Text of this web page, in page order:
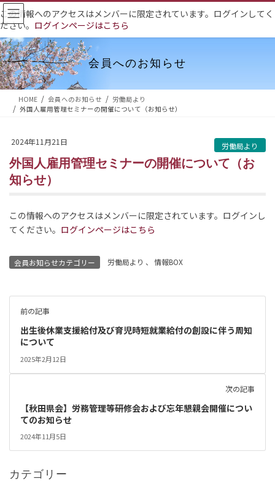
コ
ン
テ
ン
ツ
へ
ス
ナ
ビ
ゲ
ー
シ
ョ
ン
この情報へのアクセスはメンバーに限定されています。ログインしてく
ださい。 ログインページはこちら
会員へのお知らせ
HOME 会員へのお知らせ
労働局より
外国人雇用管理セミナーの開催について（お知らせ）
2024年11月21日 労働局より
外国人雇用管理セミナーの開催について（お
知らせ）
この情報へのアクセスはメンバーに限定されています。ログインし
てください。 ログインページはこちら
会員お知らせカテゴリー 労働局より 、 情報BOX
前の記事
出生後休業支援給付及び育児時短就業給付の創設に伴う周知
について
2025年2月12日
次の記事
【秋田県会】労務管理等研修会および忘年懇親会開催につい
てのお知らせ
2024年11月5日
カテゴリー